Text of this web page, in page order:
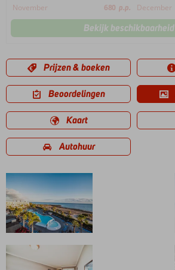
November
680 p.p. December
Bekijk beschikbaarheid
Prijzen & boeken
Beoordelingen
Kaart
Autohuur